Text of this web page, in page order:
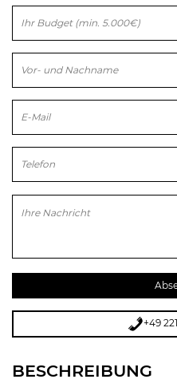
+49
BESCHREIBUNG